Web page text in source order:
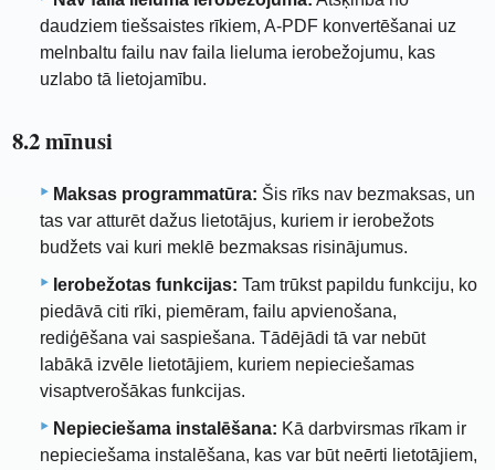
daudziem tiešsaistes rīkiem, A-PDF konvertēšanai uz
melnbaltu failu nav faila lieluma ierobežojumu, kas
uzlabo tā lietojamību.
8.2 mīnusi
Maksas programmatūra: Šis rīks nav bezmaksas, un
tas var atturēt dažus lietotājus, kuriem ir ierobežots
budžets vai kuri meklē bezmaksas risinājumus.
Ierobežotas funkcijas: Tam trūkst papildu funkciju, ko
piedāvā citi rīki, piemēram, failu apvienošana,
rediģēšana vai saspiešana. Tādējādi tā var nebūt
labākā izvēle lietotājiem, kuriem nepieciešamas
visaptverošākas funkcijas.
Nepieciešama instalēšana: Kā darbvirsmas rīkam ir
nepieciešama instalēšana, kas var būt neērti lietotājiem,